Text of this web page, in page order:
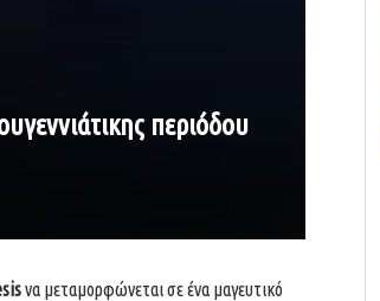
περιόδου
να μεταμορφώνεται σε ένα μαγευτικό